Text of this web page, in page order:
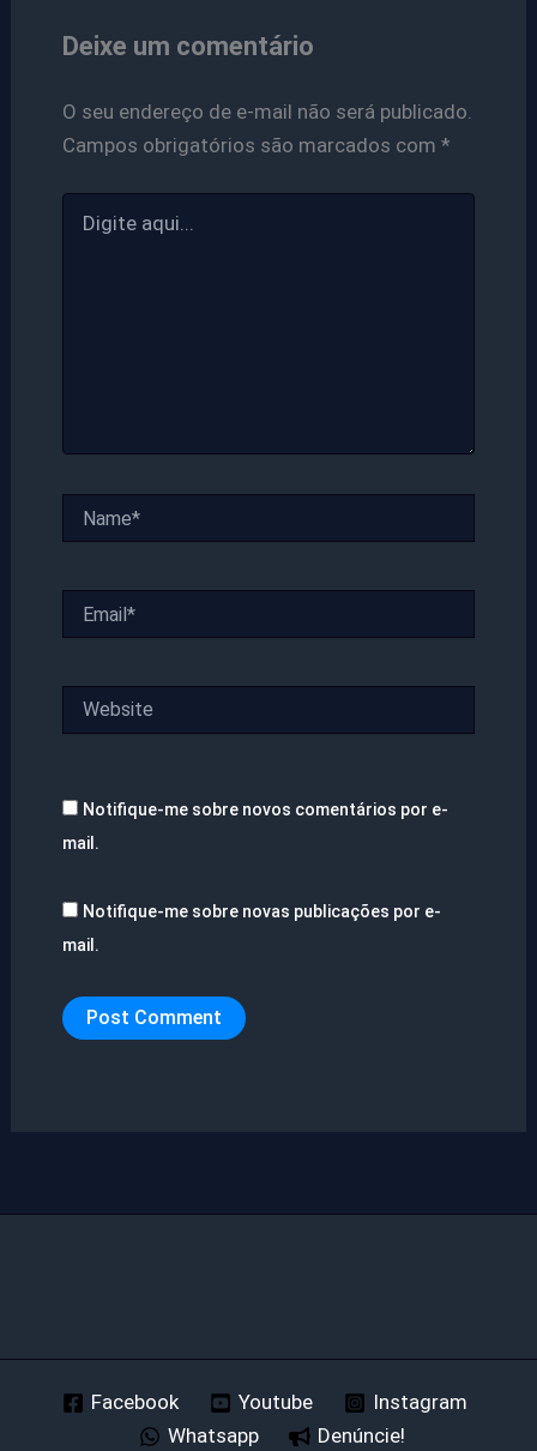
Deixe um comentário
O seu endereço de e-mail não será publicado.
Campos obrigatórios são marcados com *
aqui...
Notifique-me sobre novos comentários por e-
mail.
Notifique-me sobre novas publicações por e-
mail.
Facebook Youtube
Instagram
Whatsapp
Denúncie!